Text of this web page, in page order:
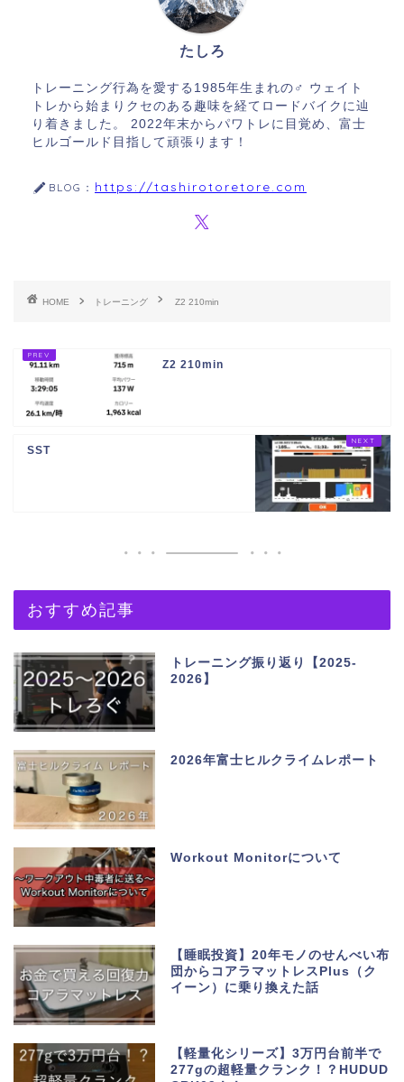
たしろ
トレーニング行為を愛する1985年生まれの♂ ウェイト
トレから始まりクセのある趣味を経てロードバイクに辿
り着きました。 2022年末からパワトレに目覚め、富士
ヒルゴールド目指して頑張ります！
BLOG： https://tashirotoretore.com
HOME トレーニング Z2 210min
Z2 210min
SST
おすすめ記事
トレーニング振り返り【2025-
2026】
2026年富士ヒルクライムレポート
Workout Monitorについて
【睡眠投資】20年モノのせんべい布
団からコアラマットレスPlus（ク
イーン）に乗り換えた話
【軽量化シリーズ】3万円台前半で
277gの超軽量クランク！？HUDUD